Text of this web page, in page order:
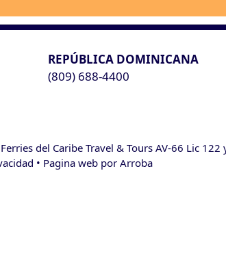
REPÚBLICA DOMINICANA
(809) 688-4400
del Caribe Travel & Tours AV-66 Lic 122
• Pagina web por Arroba